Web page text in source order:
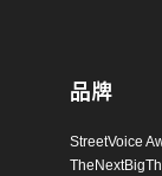
品牌
StreetVoice